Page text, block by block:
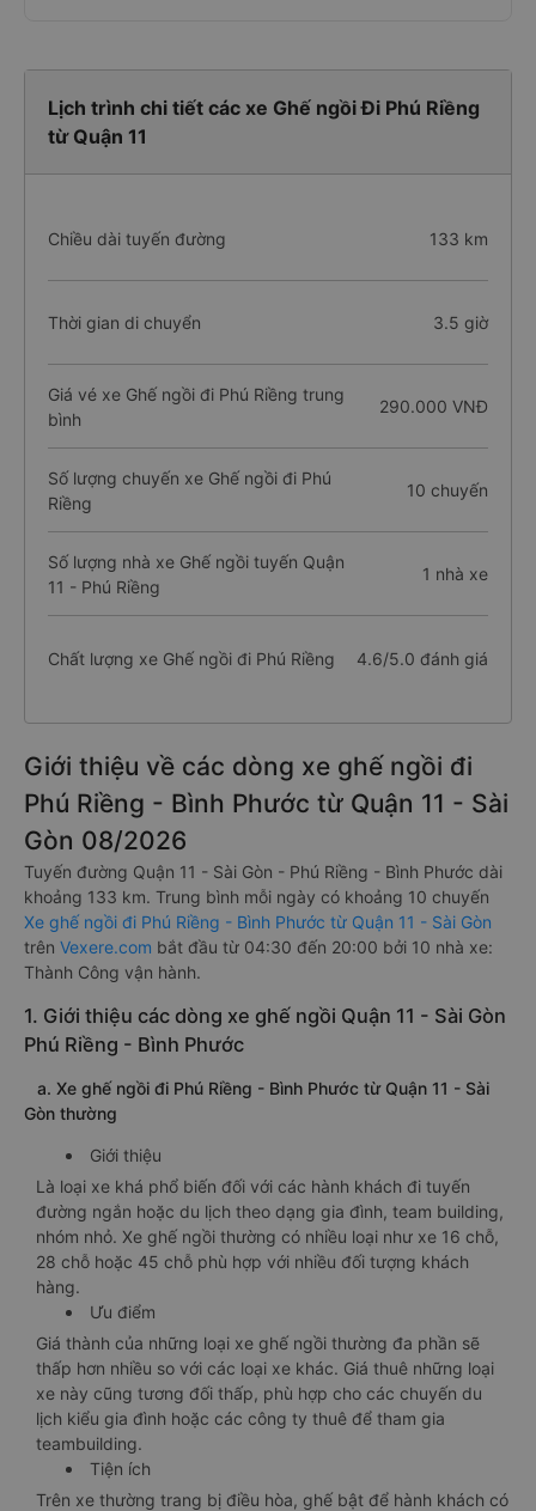
Lịch trình chi tiết các xe Ghế ngồi Đi Phú Riềng
từ Quận 11
Chiều dài tuyến đường 133 km
Thời gian di chuyển 3.5 giờ
Giá vé xe Ghế ngồi đi Phú Riềng trung
bình
290.000 VNĐ
Số lượng chuyến xe Ghế ngồi đi Phú
Riềng
10 chuyến
Số lượng nhà xe Ghế ngồi tuyến Quận
11 - Phú Riềng
1 nhà xe
Chất lượng xe Ghế ngồi đi Phú Riềng 4.6/5.0 đánh giá
Giới thiệu về các dòng xe ghế ngồi đi
Phú Riềng - Bình Phước từ Quận 11 - Sài
Gòn 08/2026
Tuyến đường Quận 11 - Sài Gòn - Phú Riềng - Bình Phước dài
khoảng 133 km. Trung bình mỗi ngày có khoảng 10 chuyến
Xe ghế ngồi đi Phú Riềng - Bình Phước từ Quận 11 - Sài Gòn
trên Vexere.com bắt đầu từ 04:30 đến 20:00 bởi 10 nhà xe:
Thành Công vận hành.
1. Giới thiệu các dòng xe ghế ngồi Quận 11 - Sài Gòn
Phú Riềng - Bình Phước
a. Xe ghế ngồi đi Phú Riềng - Bình Phước từ Quận 11 - Sài
Gòn thường
Giới thiệu
Là loại xe khá phổ biến đối với các hành khách đi tuyến
đường ngắn hoặc du lịch theo dạng gia đình, team building,
nhóm nhỏ. Xe ghế ngồi thường có nhiều loại như xe 16 chỗ,
28 chỗ hoặc 45 chỗ phù hợp với nhiều đối tượng khách
hàng.
Ưu điểm
Giá thành của những loại xe ghế ngồi thường đa phần sẽ
thấp hơn nhiều so với các loại xe khác. Giá thuê những loại
xe này cũng tương đối thấp, phù hợp cho các chuyến du
lịch kiểu gia đình hoặc các công ty thuê để tham gia
teambuilding.
Tiện ích
Trên xe thường trang bị điều hòa, ghế bật để hành khách có